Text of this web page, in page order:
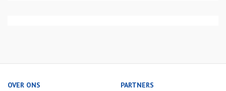
OVER ONS PARTNERS